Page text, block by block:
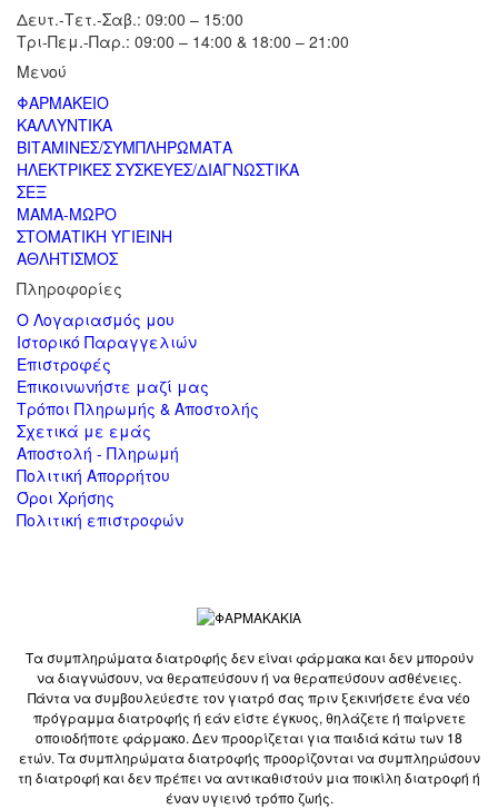
Δευτ.-Τετ.-Σαβ.: 09:00 – 15:00
Τρι-Πεμ.-Παρ.: 09:00 – 14:00 & 18:00 – 21:00
Μενού
ΦΑΡΜΑΚΕΙΟ
ΚΑΛΛΥΝΤΙΚΑ
ΒΙΤΑΜΙΝΕΣ/ΣΥΜΠΛΗΡΩΜΑΤΑ
ΗΛΕΚΤΡΙΚΕΣ ΣΥΣΚΕΥΕΣ/ΔΙΑΓΝΩΣΤΙΚΑ
ΣΕΞ
ΜΑΜΑ-ΜΩΡΟ
ΣΤΟΜΑΤΙΚΗ ΥΓΙΕΙΝΗ
ΑΘΛΗΤΙΣΜΟΣ
Πληροφορίες
Ο Λογαριασμός μου
Ιστορικό Παραγγελιών
Επιστροφές
Επικοινωνήστε μαζί μας
Τρόποι Πληρωμής & Αποστολής
Σχετικά με εμάς
Αποστολή - Πληρωμή
Πολιτική Απορρήτου
Όροι Χρήσης
Πολιτική επιστροφών
Τα συμπληρώματα διατροφής δεν είναι φάρμακα και δεν μπορούν
να διαγνώσουν, να θεραπεύσουν ή να θεραπεύσουν ασθένειες.
Πάντα να συμβουλεύεστε τον γιατρό σας πριν ξεκινήσετε ένα νέο
πρόγραμμα διατροφής ή εάν είστε έγκυος, θηλάζετε ή παίρνετε
οποιοδήποτε φάρμακο. Δεν προορίζεται για παιδιά κάτω των 18
ετών. Τα συμπληρώματα διατροφής προορίζονται να συμπληρώσουν
τη διατροφή και δεν πρέπει να αντικαθιστούν μια ποικίλη διατροφή ή
έναν υγιεινό τρόπο ζωής.